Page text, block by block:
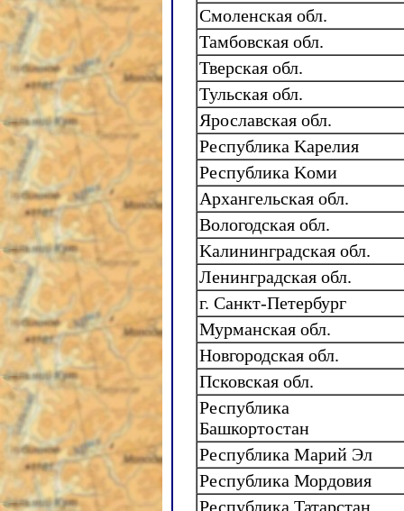
Смоленская обл.
Тамбовская обл.
Тверская обл.
Тульская обл.
Ярославская обл.
Республика Kарелия
Республика Kоми
Архангельская обл.
Вологодская обл.
Kалининградская обл.
Ленинградская обл.
г. Санкт-Петербург
Мурманская обл.
Новгородская обл.
Псковская обл.
Республика
Башкортостан
Республика Марий Эл
Республика Мордовия
Республика Татарстан